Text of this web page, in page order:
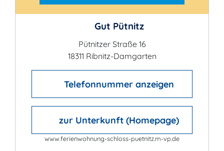
Gut Pütnitz
Pütnitzer Straße 16
18311 Ribnitz-Damgarten
Telefonnummer anzeigen
zur Unterkunft (Homepage)
www.ferienwohnung-schloss-puetnitz.m-vp.de